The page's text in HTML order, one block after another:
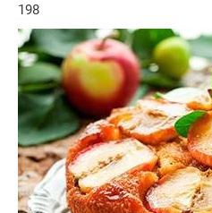
198